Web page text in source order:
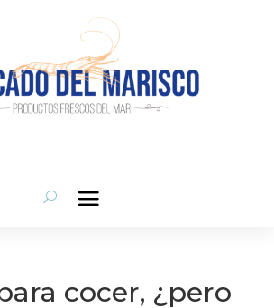
cocer, ¿pero